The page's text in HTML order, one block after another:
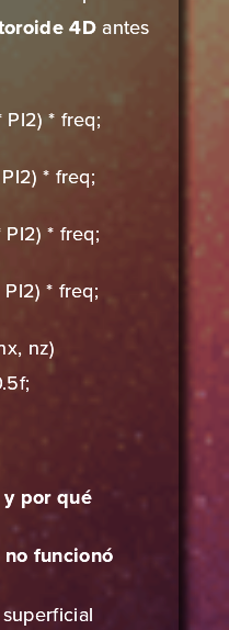
4Dantes
PI2) * freq;
* freq;
* freq;
* freq;
nz)
por qué
funcionó